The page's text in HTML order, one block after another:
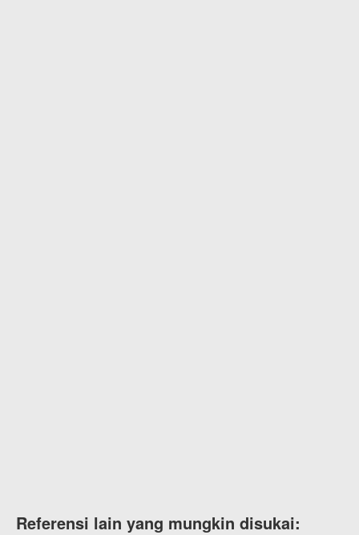
Referensi lain yang mungkin disukai: